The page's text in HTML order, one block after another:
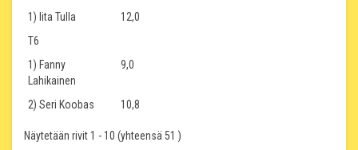
1) Iita Tulla
12,0
T6
1) Fanny
Lahikainen
9,0
2) Seri Koobas 10,8
Näytetään rivit 1 - 10 (yhteensä 51 )